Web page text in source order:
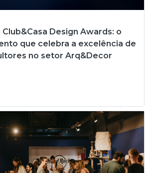
Design Awards: o
que celebra a excelência de
no setor Arq&Decor